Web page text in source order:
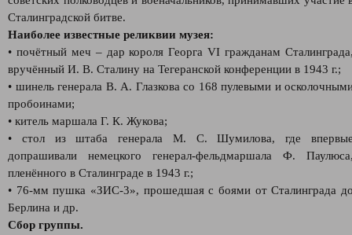
Сталинградской битве.
Наиболее известные реликвии музея:
• почётный меч – дар короля Георга VI гражданам
вручённый И. В. Сталину на Тегеранской конференции в 1943 г.;
• шинель генерала В. А. Глазкова со 168 пулевыми и
пробоинами;
• китель маршала Г. К. Жукова;
• стол из штаба генерала М. С. Шумилова, где
допрашивали немецкого генерал-фельдмаршала Ф.
пленённого в Сталинграде в 1943 г.;
• 76-мм пушка «ЗИС-3», прошедшая с боями от Сталинграда
Берлина и др.
Сбор группы.